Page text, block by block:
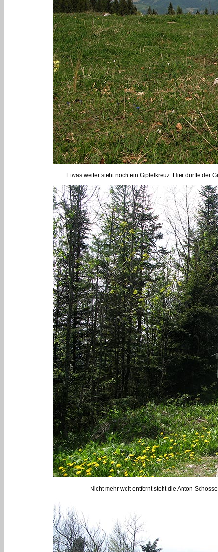
Etwas weiter steht noch ein Gipfelkreuz. Hier dürfte der
Nicht mehr weit entfernt steht die Anton-